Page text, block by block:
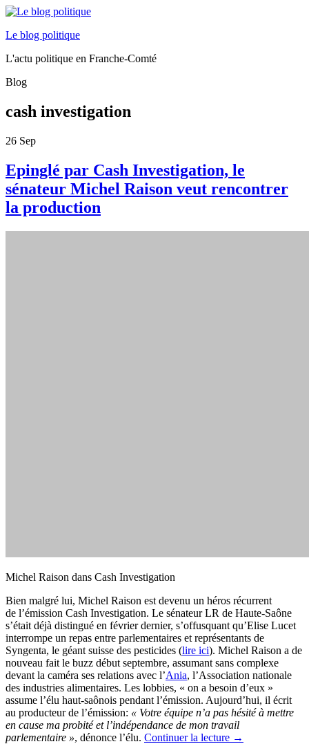
Le blog politique
L'actu politique en Franche-Comté
Blog
cash investigation
26 Sep
Epinglé par Cash Investigation, le
sénateur Michel Raison veut rencontrer
la production
Michel Raison dans Cash Investigation
Bien malgré lui, Michel Raison est devenu un héros récurrent
de l’émission Cash Investigation. Le sénateur LR de Haute-Saône
s’était déjà distingué en février dernier, s’offusquant qu’Elise Lucet
interrompe un repas entre parlementaires et représentants de
Syngenta, le géant suisse des pesticides (lire ici). Michel Raison a de
nouveau fait le buzz début septembre, assumant sans complexe
devant la caméra ses relations avec l’Ania, l’Association nationale
des industries alimentaires. Les lobbies, « on a besoin d’eux »
assume l’élu haut-saônois pendant l’émission. Aujourd’hui, il écrit
au producteur de l’émission: « Votre équipe n’a pas hésité à mettre
en cause ma probité et l’indépendance de mon travail
parlementaire », dénonce l’élu. Continuer la lecture →